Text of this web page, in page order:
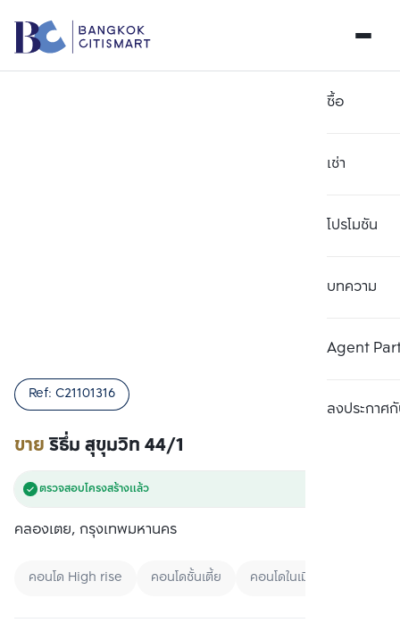
ซื้อ
เช่า
โปรโมชัน
บทความ
Agent
ลงประกาศกั
ขายริธึ่ม สุขุมวิท 44/1
Ref: C21101316
ตรวจสอบโครงสร้างแล้ว
คลองเตย, กรุงเทพมหานคร
คอนโด High rise คอนโดชั้นเตี้ย คอนโดในเมือง